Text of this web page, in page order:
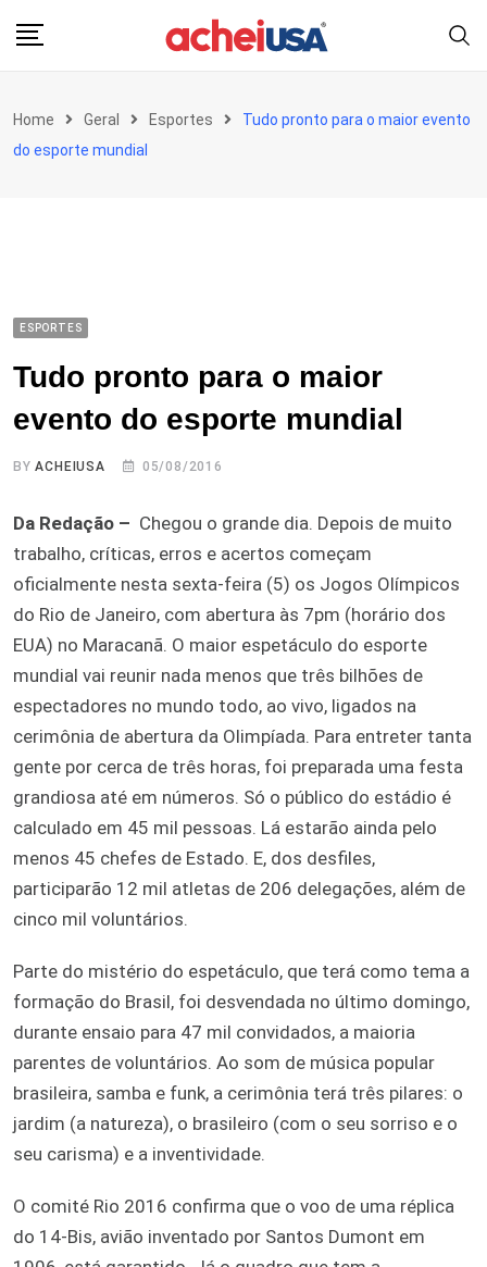
Home Geral Esportes
Tudo pronto para o maior evento
do esporte mundial
ESPORTES
Tudo pronto para o maior
evento do esporte mundial
BYACHEIUSA 05/08/2016
Da Redação – Chegou o grande dia. Depois de muito
trabalho, críticas, erros e acertos começam
oficialmente nesta sexta-feira (5) os Jogos Olímpicos
do Rio de Janeiro, com abertura às 7pm (horário dos
EUA) no Maracanã. O maior espetáculo do esporte
mundial vai reunir nada menos que três bilhões de
espectadores no mundo todo, ao vivo, ligados na
cerimônia de abertura da Olimpíada. Para entreter tanta
gente por cerca de três horas, foi preparada uma festa
grandiosa até em números. Só o público do estádio é
calculado em 45 mil pessoas. Lá estarão ainda pelo
menos 45 chefes de Estado. E, dos desfiles,
participarão 12 mil atletas de 206 delegações, além de
cinco mil voluntários.
Parte do mistério do espetáculo, que terá como tema a
formação do Brasil, foi desvendada no último domingo,
durante ensaio para 47 mil convidados, a maioria
parentes de voluntários. Ao som de música popular
brasileira, samba e funk, a cerimônia terá três pilares: o
jardim (a natureza), o brasileiro (com o seu sorriso e o
seu carisma) e a inventividade.
O comité Rio 2016 confirma que o voo de uma réplica
do 14-Bis, avião inventado por Santos Dumont em